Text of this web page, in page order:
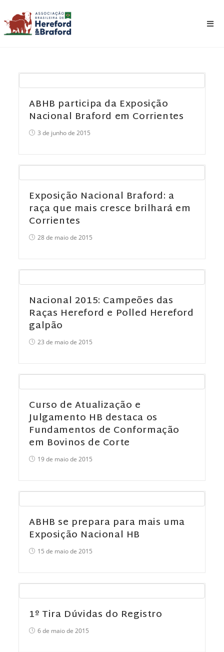
ABHB participa da Exposição
Nacional Braford em Corrientes
3 de junho de 2015
Exposição Nacional Braford: a
raça que mais cresce brilhará em
Corrientes
28 de maio de 2015
Nacional 2015: Campeões das
Raças Hereford e Polled Hereford
galpão
23 de maio de 2015
Curso de Atualização e
Julgamento HB destaca os
Fundamentos de Conformação
em Bovinos de Corte
19 de maio de 2015
ABHB se prepara para mais uma
Exposição Nacional HB
15 de maio de 2015
1º Tira Dúvidas do Registro
6 de maio de 2015